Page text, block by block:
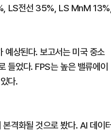
LS전선 35%, LS MnM
예상된다. 보고서는 미국 중소
었다. FPS는 높은 밸류에이
다.
격화될 것으로 봤다. AI 데이